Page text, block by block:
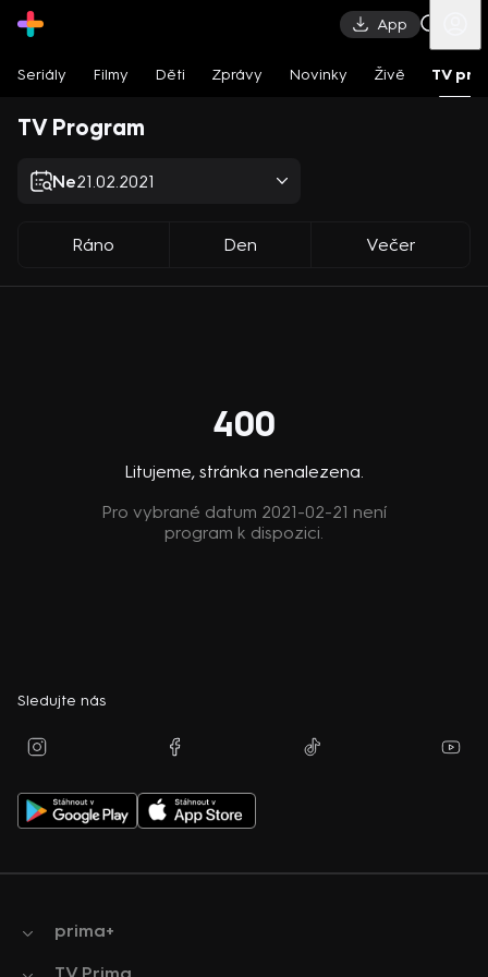
App
Seriály Filmy Děti Zprávy Novinky Živě TV
TV Program
Ne21.02.2021
Ráno Den Večer
400
Litujeme, stránka nenalezena.
Pro vybrané datum 2021-02-21 není
program k dispozici.
Sledujte nás
prima+